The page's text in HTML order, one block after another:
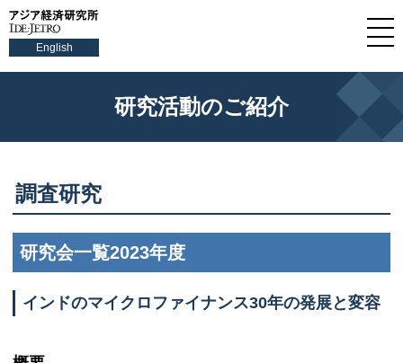
English
研究活動のご紹介
調査研究
研究会一覧2023年度
インドのマイクロファイナンス30年の発展と変容